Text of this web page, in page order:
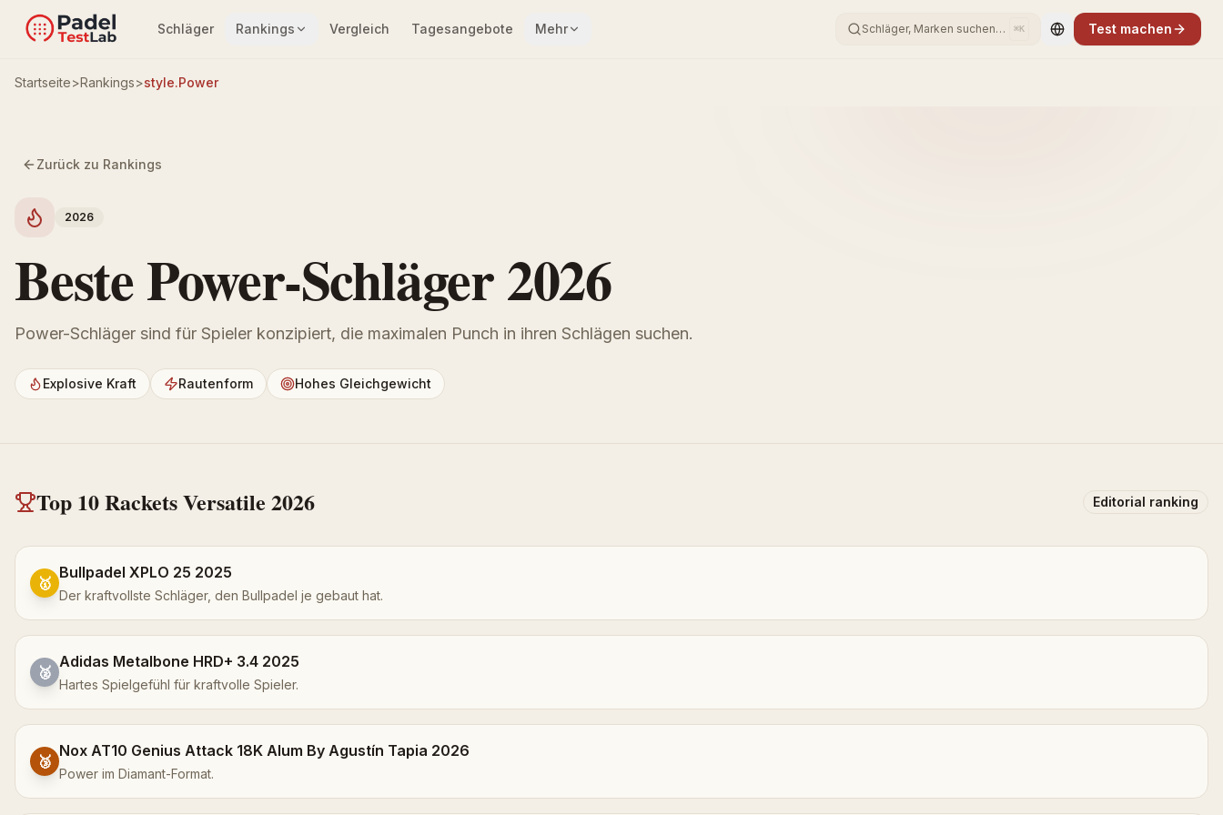
Schläger Rankings Vergleich Tagesangebote Mehr Schläger, Marken suchen… ⌘K Change language
Test machen
Startseite>Rankings>style.Power
Zurück zu Rankings
2026
Beste Power-Schläger 2026
Power-Schläger sind für Spieler konzipiert, die maximalen Punch in ihren Schlägen suchen.
Explosive Kraft Rautenform Hohes Gleichgewicht
Top 10RacketsVersatile 2026 Editorial ranking
🥇
Bullpadel XPLO 25 2025
Der kraftvollste Schläger, den Bullpadel je gebaut hat.
🥈
Adidas Metalbone HRD+ 3.4 2025
Hartes Spielgefühl für kraftvolle Spieler.
🥉
Nox AT10 Genius Attack 18K Alum By Agustín Tapia 2026
Power im Diamant-Format.